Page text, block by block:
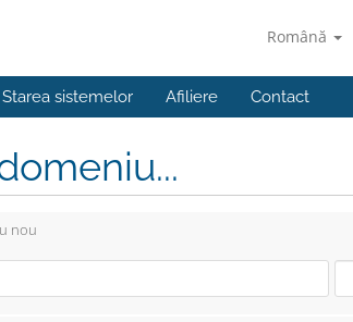
Română
Starea sistemelor Afiliere Contact
nou